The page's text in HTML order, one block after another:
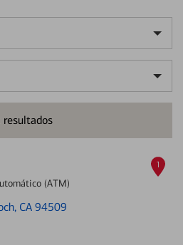
resultados
(ATM)
CA 94509
1